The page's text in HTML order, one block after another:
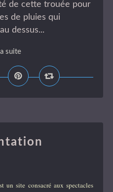
de cette trouée pour
de pluies qui
dessus...
suite
un site consacré aux spectacles